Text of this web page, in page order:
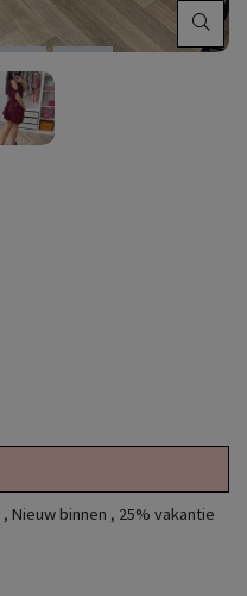
, Nieuw binnen , 25% vakantie